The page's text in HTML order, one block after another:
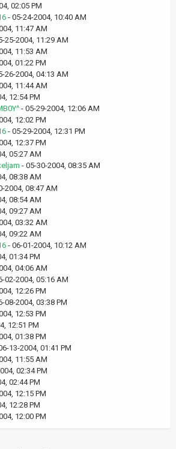
02:05 PM
- 05-24-2004, 10:40 AM
11:47 AM
25-2004, 11:29 AM
11:53 AM
01:22 PM
26-2004, 04:13 AM
11:44 AM
12:54 PM
- 05-29-2004, 12:06 AM
12:02 PM
- 05-29-2004, 12:31 PM
12:37 PM
05:27 AM
- 05-30-2004, 08:35 AM
08:38 AM
2004, 08:47 AM
08:54 AM
09:27 AM
03:32 AM
09:22 AM
- 06-01-2004, 10:12 AM
01:34 PM
04:06 AM
02-2004, 05:16 AM
12:26 PM
08-2004, 03:38 PM
12:53 PM
12:51 PM
01:38 PM
13-2004, 01:41 PM
11:55 AM
02:34 PM
02:44 PM
12:15 PM
12:28 PM
12:00 PM